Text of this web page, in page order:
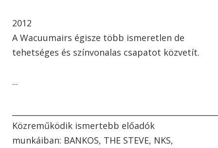
2012
A Wacuumairs égisze több ismeretlen de
tehetséges és színvonalas csapatot közvetít.
...
Közreműködik ismertebb előadók
munkáiban: BANKOS, THE STEVE, NKS,